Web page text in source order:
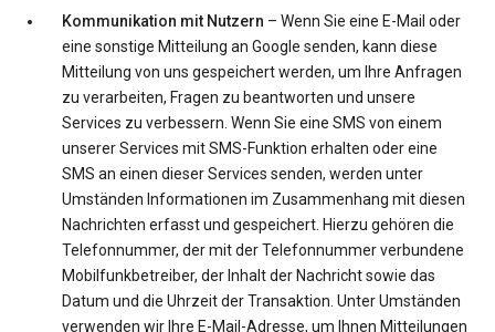
Kommunikation mit Nutzern – Wenn Sie eine E-Mail oder
eine sonstige Mitteilung an Google senden, kann diese
Mitteilung von uns gespeichert werden, um Ihre Anfragen
zu verarbeiten, Fragen zu beantworten und unsere
Services zu verbessern. Wenn Sie eine SMS von einem
unserer Services mit SMS-Funktion erhalten oder eine
SMS an einen dieser Services senden, werden unter
Umständen Informationen im Zusammenhang mit diesen
Nachrichten erfasst und gespeichert. Hierzu gehören die
Telefonnummer, der mit der Telefonnummer verbundene
Mobilfunkbetreiber, der Inhalt der Nachricht sowie das
Datum und die Uhrzeit der Transaktion. Unter Umständen
verwenden wir Ihre E-Mail-Adresse, um Ihnen Mitteilungen